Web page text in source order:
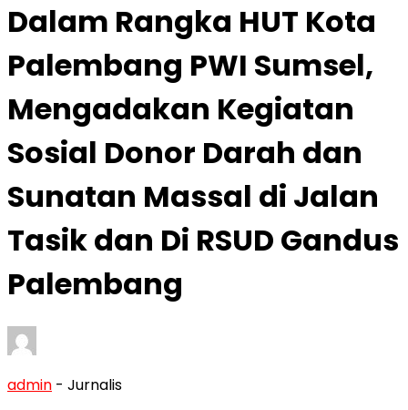
Dalam Rangka HUT Kota
Palembang PWI Sumsel,
Mengadakan Kegiatan
Sosial Donor Darah dan
Sunatan Massal di Jalan
Tasik dan Di RSUD Gandus
Palembang
admin - Jurnalis